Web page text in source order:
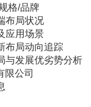
格/品牌
布局状况
应用场景
布局动向追踪
与发展优劣势分析
限公司